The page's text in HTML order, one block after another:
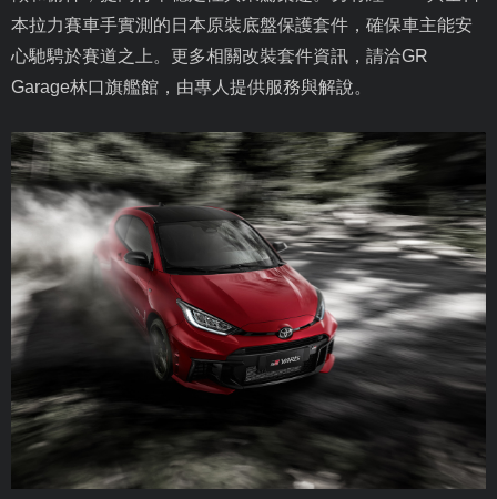
本拉力賽車手實測的日本原裝底盤保護套件，確保車主能安
心馳騁於賽道之上。更多相關改裝套件資訊，請洽GR
Garage林口旗艦館，由專人提供服務與解說。